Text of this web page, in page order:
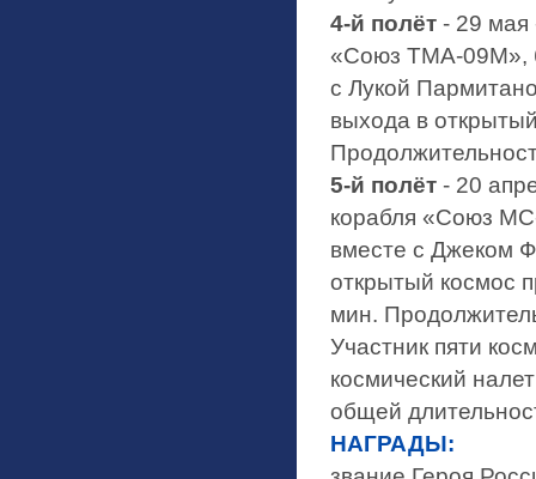
4-й полёт - 29 мая
«Союз ТМА-09М»,
с Лукой
выхода в
5-й полёт - 20
корабля «Союз
вместе с Джеком
открытый космос
мин.
Участник пяти
космический
общей
НАГРАДЫ: